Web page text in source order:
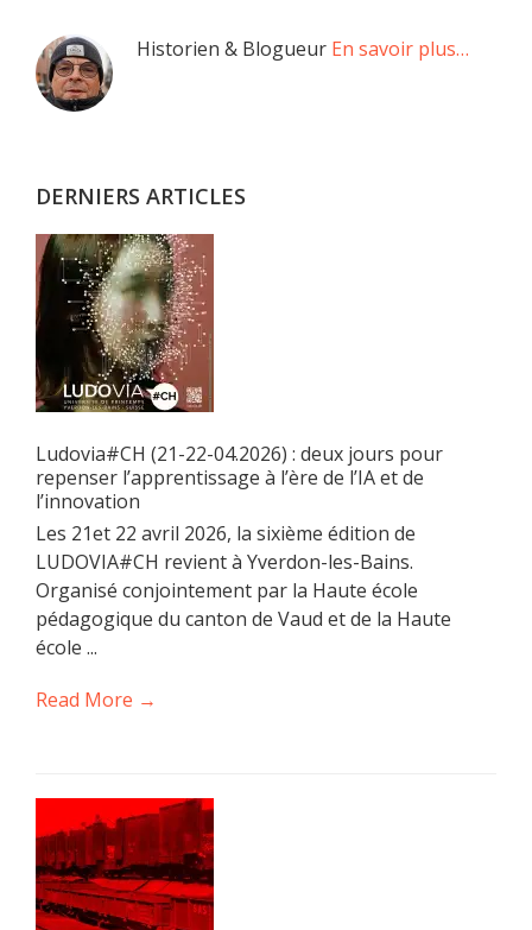
Barre
latérale
Historien & Blogueur En savoir plus…
DERNIERS ARTICLES
Ludovia#CH (21-22-04.2026) : deux jours pour
repenser l’apprentissage à l’ère de l’IA et de
l’innovation
Les 21et 22 avril 2026, la sixième édition de
LUDOVIA#CH revient à Yverdon-les-Bains.
Organisé conjointement par la Haute école
pédagogique du canton de Vaud et de la Haute
école ...
Read More →